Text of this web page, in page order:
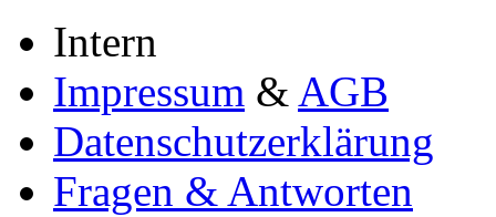
Intern
Impressum & AGB
Datenschutzerklärung
Fragen & Antworten